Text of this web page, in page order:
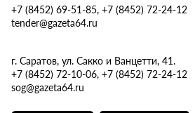
+7 (8452) 69-51-85, +7 (8452) 72-24-12
tender@gazeta64.ru
г. Саратов, ул. Сакко и Ванцетти, 41.
+7 (8452) 72-10-06, +7 (8452) 72-24-12
sog@gazeta64.ru